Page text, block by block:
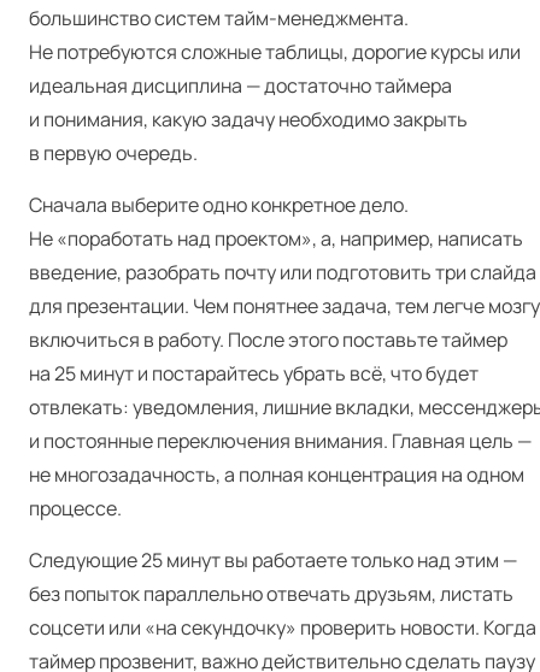
большинство систем тайм-менеджмента.
Не потребуются сложные таблицы, дорогие курсы или
идеальная дисциплина — достаточно таймера
и понимания, какую задачу необходимо закрыть
в первую очередь.
Сначала выберите одно конкретное дело.
Не «поработать над проектом», а, например, написать
введение, разобрать почту или подготовить три слайда
для презентации. Чем понятнее задача, тем легче мозгу
включиться в работу. После этого поставьте таймер
на 25 минут и постарайтесь убрать всё, что будет
отвлекать: уведомления, лишние вкладки,
и постоянные переключения внимания. Главная цель —
не многозадачность, а полная концентрация на одном
процессе.
Следующие 25 минут вы работаете только над этим —
без попыток параллельно отвечать друзьям, листать
соцсети или «на секундочку» проверить новости. Когда
таймер прозвенит, важно действительно сделать паузу